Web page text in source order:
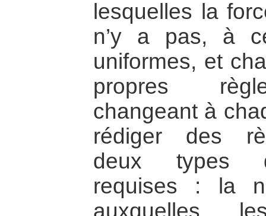
lesquelles la
n’y a pas, à
uniformes, et
propres
changeant à
rédiger des
deux types
requises : la
auxquelles